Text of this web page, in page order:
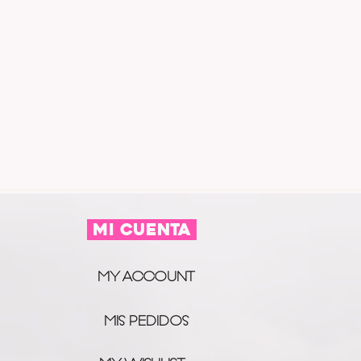
MI CUENTA
MY ACCOUNT
MIS PEDIDOS